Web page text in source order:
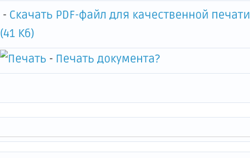
- Скачать PDF-файл для качественной печати
(41 Кб)
- Печать документа?